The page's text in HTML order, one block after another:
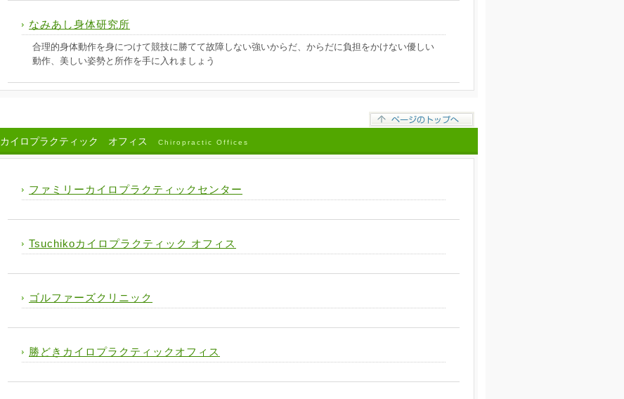
なみあし身体研究所
合理的身体動作を身につけて競技に勝てて故障しない強いからだ、からだに負担をかけない優しい
動作、美しい姿勢と所作を手に入れましょう
カイロプラクティック オフィス Chiropractic Offices
ファミリーカイロプラクティックセンター
Tsuchikoカイロプラクティック オフィス
ゴルファーズクリニック
勝どきカイロプラクティックオフィス